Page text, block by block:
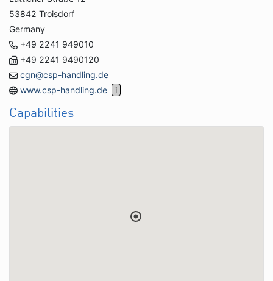
53842 Troisdorf
Germany
+49 2241 949010
+49 2241 9490120
cgn@csp-handling.de
www.csp-handling.de
Capabilities